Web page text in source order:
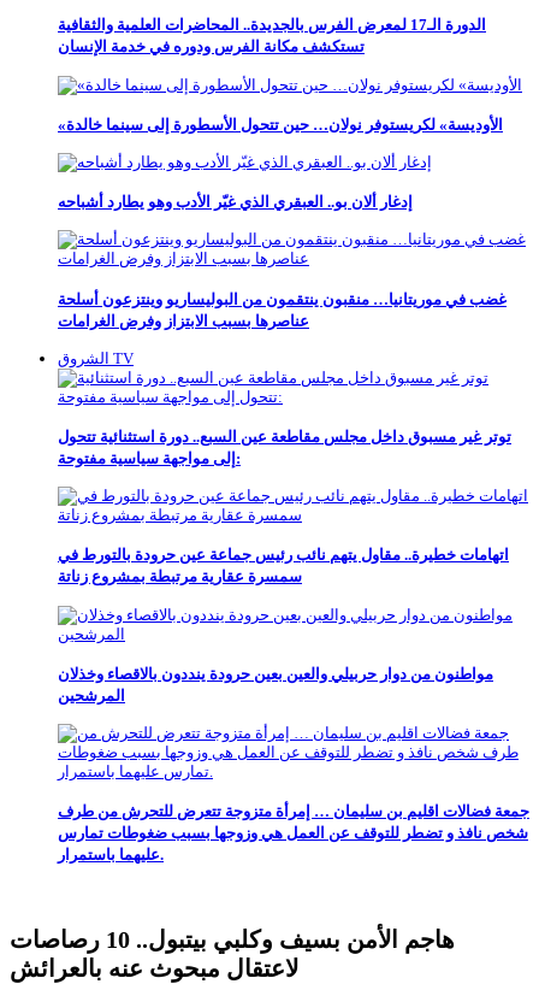
الدورة الـ17 لمعرض الفرس بالجديدة.. المحاضرات العلمية والثقافية
تستكشف مكانة الفرس ودوره في خدمة الإنسان
«الأوديسة» لكريستوفر نولان… حين تتحول الأسطورة إلى سينما خالدة
إدغار ألان بو.. العبقري الذي غيّر الأدب وهو يطارد أشباحه
غضب في موريتانيا… منقبون ينتقمون من البوليساريو وينتزعون أسلحة
عناصرها بسبب الابتزاز وفرض الغرامات
الشروق TV
توتر غير مسبوق داخل مجلس مقاطعة عين السبع.. دورة استثنائية تتحول
إلى مواجهة سياسية مفتوحة:
اتهامات خطيرة.. مقاول يتهم نائب رئيس جماعة عين حرودة بالتورط في
سمسرة عقارية مرتبطة بمشروع زناتة
مواطنون من دوار حربيلي والعين بعين حرودة ينددون بالاقصاء وخذلان
المرشحين
جمعة فضالات اقليم بن سليمان … إمرأة متزوجة تتعرض للتحرش من طرف
شخص نافذ و تضطر للتوقف عن العمل هي وزوجها بسبب ضغوطات تمارس
عليهما باستمرار.
هاجم الأمن بسيف وكلبي بيتبول.. 10 رصاصات
لاعتقال مبحوث عنه بالعرائش